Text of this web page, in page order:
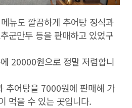
뉴도 깔끔하게 추어탕 정식과
군만두 등을 판매하고 있었구
20000원으로 정말 저렴합니
추어탕을 7000원에 판매해 가
먹을 수 있는 곳입니다.